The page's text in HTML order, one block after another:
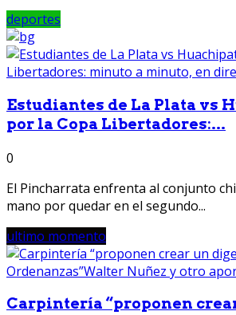
deportes
Estudiantes de La Plata vs
por la Copa Libertadores:...
0
El Pincharrata enfrenta al conjunto
mano por quedar en el segundo...
ultimo momento
Carpintería “proponen